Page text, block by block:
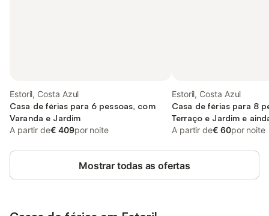
Estoril, Costa Azul
Casa de férias para 6 pessoas, com
Varanda e Jardim
A partir de€ 409por noite
Estoril, Costa Azul
Casa de férias para 8
Terraço e Jardim e
A partir de€ 60por noite
Mostrar todas as ofertas